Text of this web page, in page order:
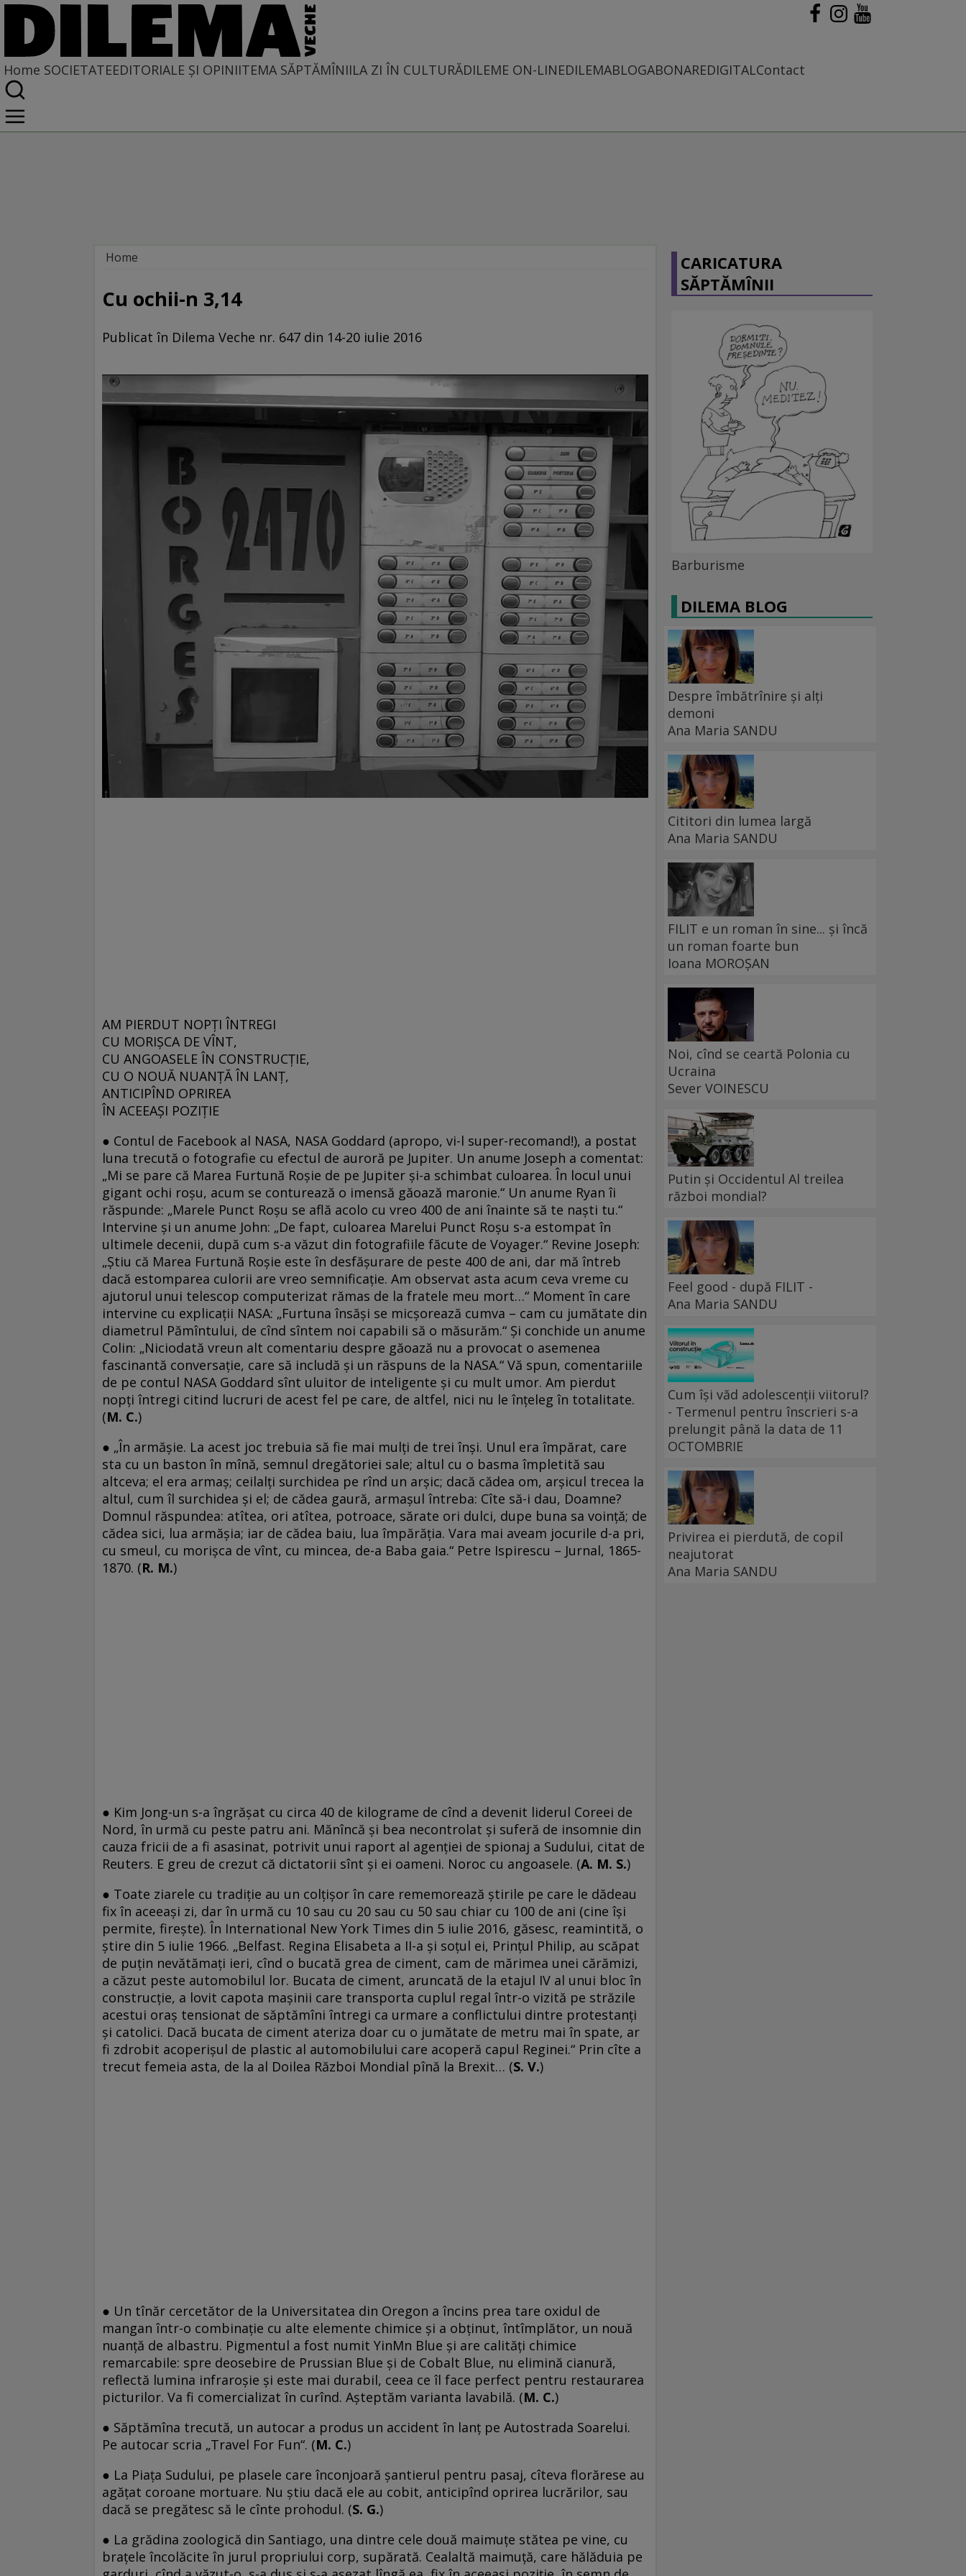
Home SOCIETATEEDITORIALE ȘI OPINIITEMA SĂPTĂMÎNIILA ZI ÎN CULTURĂDILEME ON-LINEDILEMABLOGABONAREDIGITALContact
Home
LA SINGULAR ȘI LA PLURAL
Cu ochii-n 3,14
Publicat în Dilema Veche nr. 647 din 14-20 iulie 2016
AM PIERDUT NOPȚI ÎNTREGI
CU MORIȘCA DE VÎNT,
CU ANGOASELE ÎN CONSTRUCȚIE,
CU O NOUĂ NUANȚĂ ÎN LANȚ,
ANTICIPÎND OPRIREA
ÎN ACEEAȘI POZIȚIE
● Contul de Facebook al NASA, NASA Goddard (apropo, vi-l super-recomand!), a postat
luna trecută o fotografie cu efectul de auroră pe Jupiter. Un anume Joseph a comentat:
„Mi se pare că Marea Furtună Roşie de pe Jupiter şi-a schimbat culoarea. În locul unui
gigant ochi roşu, acum se conturează o imensă găoază maronie.“ Un anume Ryan îi
răspunde: „Marele Punct Roşu se află acolo cu vreo 400 de ani înainte să te naşti tu.“
Intervine şi un anume John: „De fapt, culoarea Marelui Punct Roşu s-a estompat în
ultimele decenii, după cum s-a văzut din fotografiile făcute de Voyager.“ Revine Joseph:
„Ştiu că Marea Furtună Roşie este în desfăşurare de peste 400 de ani, dar mă întreb
dacă estomparea culorii are vreo semnificaţie. Am observat asta acum ceva vreme cu
ajutorul unui telescop computerizat rămas de la fratele meu mort…“ Moment în care
intervine cu explicaţii NASA: „Furtuna însăşi se micşorează cumva – cam cu jumătate din
diametrul Pămîntului, de cînd sîntem noi capabili să o măsurăm.“ Şi conchide un anume
Colin: „Niciodată vreun alt comentariu despre găoază nu a provocat o asemenea
fascinantă conversaţie, care să includă şi un răspuns de la NASA.“ Vă spun, comentariile
de pe contul NASA Goddard sînt uluitor de inteligente şi cu mult umor. Am pierdut
nopţi întregi citind lucruri de acest fel pe care, de altfel, nici nu le înţeleg în totalitate.
(M. C.)
● „În armășie. La acest joc trebuia să fie mai mulți de trei înși. Unul era împărat, care
sta cu un baston în mînă, semnul dregătoriei sale; altul cu o basma împletită sau
altceva; el era armaș; ceilalți surchidea pe rînd un arșic; dacă cădea om, arșicul trecea la
altul, cum îl surchidea și el; de cădea gaură, armașul întreba: Cîte să-i dau, Doamne?
Domnul răspundea: atîtea, ori atîtea, potroace, sărate ori dulci, dupe buna sa voință; de
cădea sici, lua armășia; iar de cădea baiu, lua împărăția. Vara mai aveam jocurile d-a pri,
cu smeul, cu morișca de vînt, cu mincea, de-a Baba gaia.“ Petre Ispirescu – Jurnal, 1865-
1870. (R. M.)
● Kim Jong-un s-a îngrășat cu circa 40 de kilograme de cînd a devenit liderul Coreei de
Nord, în urmă cu peste patru ani. Mănîncă și bea necontrolat și suferă de insomnie din
cauza fricii de a fi asasinat, potrivit unui raport al agenției de spionaj a Sudului, citat de
Reuters. E greu de crezut că dictatorii sînt și ei oameni. Noroc cu angoasele. (A. M. S.)
● Toate ziarele cu tradiţie au un colţişor în care rememorează ştirile pe care le dădeau
fix în aceeaşi zi, dar în urmă cu 10 sau cu 20 sau cu 50 sau chiar cu 100 de ani (cine îşi
permite, fireşte). În International New York Times din 5 iulie 2016, găsesc, reamintită, o
ştire din 5 iulie 1966. „Belfast. Regina Elisabeta a II-a şi soţul ei, Prinţul Philip, au scăpat
de puţin nevătămaţi ieri, cînd o bucată grea de ciment, cam de mărimea unei cărămizi,
a căzut peste automobilul lor. Bucata de ciment, aruncată de la etajul IV al unui bloc în
construcţie, a lovit capota maşinii care transporta cuplul regal într-o vizită pe străzile
acestui oraş tensionat de săptămîni întregi ca urmare a conflictului dintre protestanţi
şi catolici. Dacă bucata de ciment ateriza doar cu o jumătate de metru mai în spate, ar
fi zdrobit acoperişul de plastic al automobilului care acoperă capul Reginei.“ Prin cîte a
trecut femeia asta, de la al Doilea Război Mondial pînă la Brexit… (S. V.)
● Un tînăr cercetător de la Universitatea din Oregon a încins prea tare oxidul de
mangan într-o combinaţie cu alte elemente chimice şi a obţinut, întîmplător, un nouă
nuanţă de albastru. Pigmentul a fost numit YinMn Blue şi are calităţi chimice
remarcabile: spre deosebire de Prussian Blue şi de Cobalt Blue, nu elimină cianură,
reflectă lumina infraroşie şi este mai durabil, ceea ce îl face perfect pentru restaurarea
picturilor. Va fi comercializat în curînd. Aşteptăm varianta lavabilă. (M. C.)
● Săptămîna trecută, un autocar a produs un accident în lanţ pe Autostrada Soarelui.
Pe autocar scria „Travel For Fun“. (M. C.)
● La Piața Sudului, pe plasele care înconjoară șantierul pentru pasaj, cîteva florărese au
agățat coroane mortuare. Nu știu dacă ele au cobit, anticipînd oprirea lucrărilor, sau
dacă se pregătesc să le cînte prohodul. (S. G.)
● La grădina zoologică din Santiago, una dintre cele două maimuţe stătea pe vine, cu
braţele încolăcite în jurul propriului corp, supărată. Cealaltă maimuţă, care hălăduia pe
CARICATURA
SĂPTĂMÎNII
Barburisme
DILEMA BLOG
Despre îmbătrînire și alți
demoni
Ana Maria SANDU
Cititori din lumea largă
Ana Maria SANDU
FILIT e un roman în sine... și încă
un roman foarte bun
Ioana MOROȘAN
Noi, cînd se ceartă Polonia cu
Ucraina
Sever VOINESCU
Putin și Occidentul Al treilea
război mondial?
Feel good - după FILIT -
Ana Maria SANDU
Cum își văd adolescenții viitorul?
- Termenul pentru înscrieri s-a
prelungit până la data de 11
OCTOMBRIE
Privirea ei pierdută, de copil
neajutorat
Ana Maria SANDU